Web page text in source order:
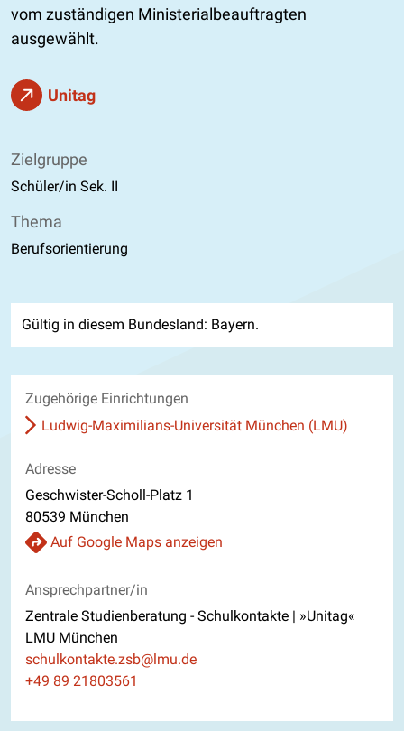
vom zuständigen Ministerialbeauftragten
ausgewählt.
Unitag
Zielgruppe
Schüler/in Sek. II
Thema
Berufsorientierung
Gültig in diesem Bundesland: Bayern.
Zugehörige Einrichtungen
Ludwig-Maximilians-Universität München (LMU)
Adresse
Geschwister-Scholl-Platz 1
80539 München
Auf Google Maps anzeigen
Ansprechpartner/in
Zentrale Studienberatung - Schulkontakte | »Unitag«
LMU München
E-Mail
schulkontakte.zsb@lmu.de
Telefon
+49 89 21803561